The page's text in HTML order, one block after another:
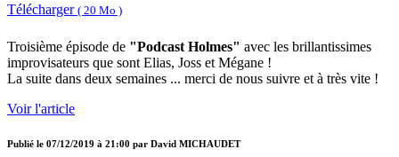
Télécharger ( 20 Mo )
Troisième épisode de "Podcast Holmes" avec les brillantissimes
improvisateurs que sont Elias, Joss et Mégane !
La suite dans deux semaines ... merci de nous suivre et à très vite !
Voir l'article
Publié le 07/12/2019 à 21:00 par David MICHAUDET